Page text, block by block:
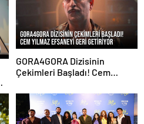
GORA4GORA Dizisinin
Çekimleri Başladı! Cem